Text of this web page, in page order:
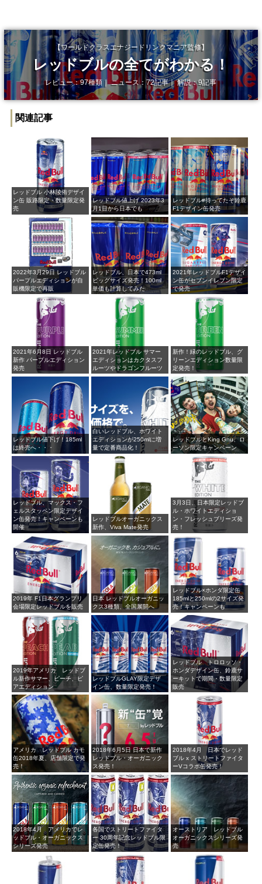
【ワールドクラスエナジードリンクマニア監修】
レッドブルの全てがわかる！
レビュー：97種類｜ ニュース：72記事｜ 解説：9記事
関連記事
レッドブル 小林陵侑デザイ
ン缶 販路限定・数量限定発
売
レッドブル値上げ 2023年3
月1日から日本でも
レッドブル#待ってたぞ鈴鹿​
F1デザイン缶発売
2022年3月29日 レッドブル
パープルエディションが自
販機限定で再販
レッドブル、日本で473ml
ビッグサイズ発売！100ml
単価も計算してみた
2021年レッドブルF1デザイ
ン缶がセブンイレブン限定
で発売
2021年6月8日 レッドブル
新作 パープルエディション
発売
2021年レッドブル サマー
エディションはカクタスフ
ルーツやドラゴンフルーツ
新作！緑のレッドブル、グ
リーンエディション数量限
定発売！
レッドブル値下げ！185ml
は終売へ・・・
白いレッドブル、ホワイト
エディションが250mlに増
量で定番商品化！
レッドブルとKing Gnu、ロ
ーソン限定キャンペーン
レッドブル、マックス・フ
ェルスタッペン限定デザイ
ン缶発売！キャンペーンも
開催
レッドブルオーガニックス
新作、Viva Mate発売
3月3日、日本限定レッドブ
ル・ホワイトエディショ
ン・フレッシュブリーズ発
売！
2019年 F1日本グランプリ
会場限定レッドブルを販売
日本 レッドブルオーガニッ
クス3種類、全国展開へ
レッドブル×ホンダ限定缶
185mlと250mlの2サイズ発
売！キャンペーンも
2019年アメリカ レッドブ
ル新作サマー、ピーチ、ピ
アエディション
レッドブルGLAY限定デザ
イン缶、数量限定発売！
レッドブル トロロッソ・
ホンダデザイン缶、鈴鹿サ
ーキットで期間・数量限定
販売
アメリカ レッドブル カモ
缶2018年夏、店舗限定で発
売！
2018年6月5日 日本で新作
レッドブル・オーガニック
ス発売！
2018年4月 日本でレッド
ブル x ストリートファイタ
ーVコラボ缶発売！
2018年4月 アメリカでレ
ッドブル・オーガニックス
シリーズ発売
各国でストリートファイタ
ー 30周年記念レッドブル限
定缶発売！
オーストリア レッドブル
オーガニックスシリーズ発
売